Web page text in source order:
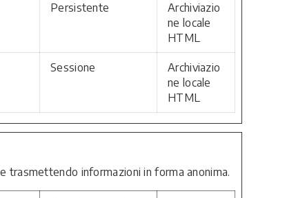
Persistente
Archiviazio
ne locale
HTML
Sessione
Archiviazio
ne locale
HTML
trasmettendo informazioni in forma anonima.